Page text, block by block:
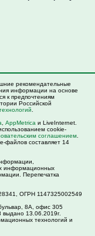
рекомендательные
информации на основе
к предпочтениям
Российской
AppMetrica и LiveInternet.
cookie-
соглашением
файлов составляет 14
информационных
Перепечатка
ОГРН 1147325002549
8А, офис 305
13.06.2019г.
технологий и